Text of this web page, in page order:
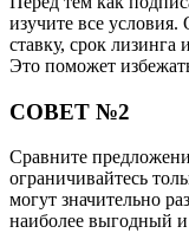
изучите все
ставку, срок
Это поможет
СОВЕТ №2
Сравните
ограничивайтесь
могут значительно
наиболее выгодный